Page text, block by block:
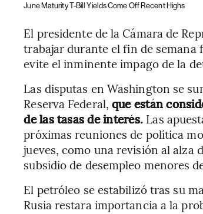
June Maturity T-Bill Yields Come Off Recent Highs
El presidente de la Cámara de
trabajar durante el fin de semana
evite el inminente impago de la
Las disputas en Washington se
Reserva Federal,que están
de las tasas de interés. Las
próximas reuniones de política
jueves, como una revisión al alza
subsidio de desempleo menores
El petróleo se estabilizó tras su
Rusia restara importancia a la